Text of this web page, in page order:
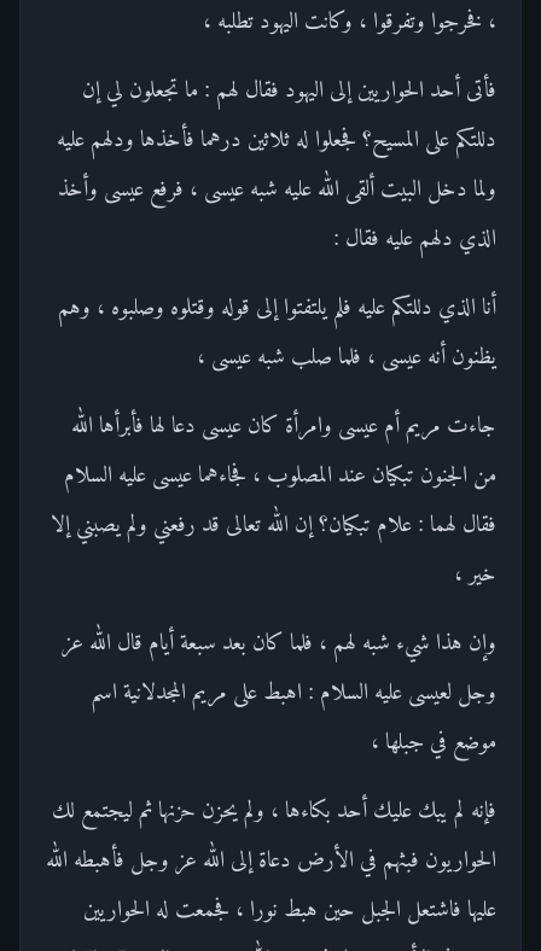
، فخرجوا وتفرقوا ، وكانت اليهود تطلبه ،
فأتى أحد الحواريين إلى اليهود فقال لهم : ما تجعلون لي إن
دللتكم على المسيح؟ فجعلوا له ثلاثين درهما فأخذها ودلهم عليه
ولما دخل البيت ألقى الله عليه شبه عيسى ، فرفع عيسى وأخذ
الذي دلهم عليه فقال :
أنا الذي دللتكم عليه فلم يلتفتوا إلى قوله وقتلوه وصلبوه ، وهم
يظنون أنه عيسى ، فلما صلب شبه عيسى ،
جاءت مريم أم عيسى وامرأة كان عيسى دعا لها فأبرأها الله
من الجنون تبكيان عند المصلوب ، فجاءهما عيسى عليه السلام
فقال لهما : علام تبكيان؟ إن الله تعالى قد رفعني ولم يصبني إلا
خير ،
وإن هذا شيء شبه لهم ، فلما كان بعد سبعة أيام قال الله عز
وجل لعيسى عليه السلام : اهبط على مريم المجدلانية اسم
موضع في جبلها ،
فإنه لم يبك عليك أحد بكاءها ، ولم يحزن حزنها ثم ليجتمع لك
الحواريون فبثهم في الأرض دعاة إلى الله عز وجل فأهبطه الله
عليها فاشتعل الجبل حين هبط نورا ، فجمعت له الحواريين